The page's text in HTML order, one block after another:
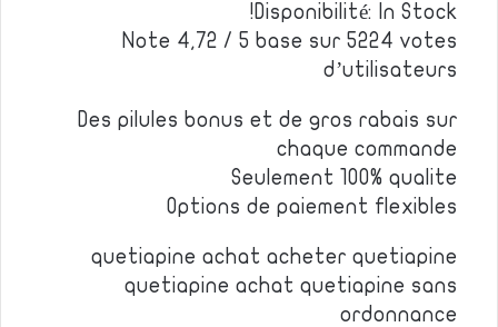
Disponibilité: In Stock!
Note 4,72 / 5 base sur 5224 votes
d’utilisateurs
Des pilules bonus et de gros rabais sur
chaque commande
Seulement 100% qualite
Options de paiement flexibles
quetiapine achat acheter quetiapine
quetiapine achat quetiapine sans
ordonnance